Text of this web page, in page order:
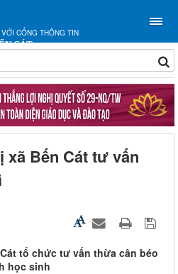
CỔNG THÔNG TIN
CÁT
xã Bến Cát tư vấn
tổ chức tư vấn thừa cân béo
học sinh